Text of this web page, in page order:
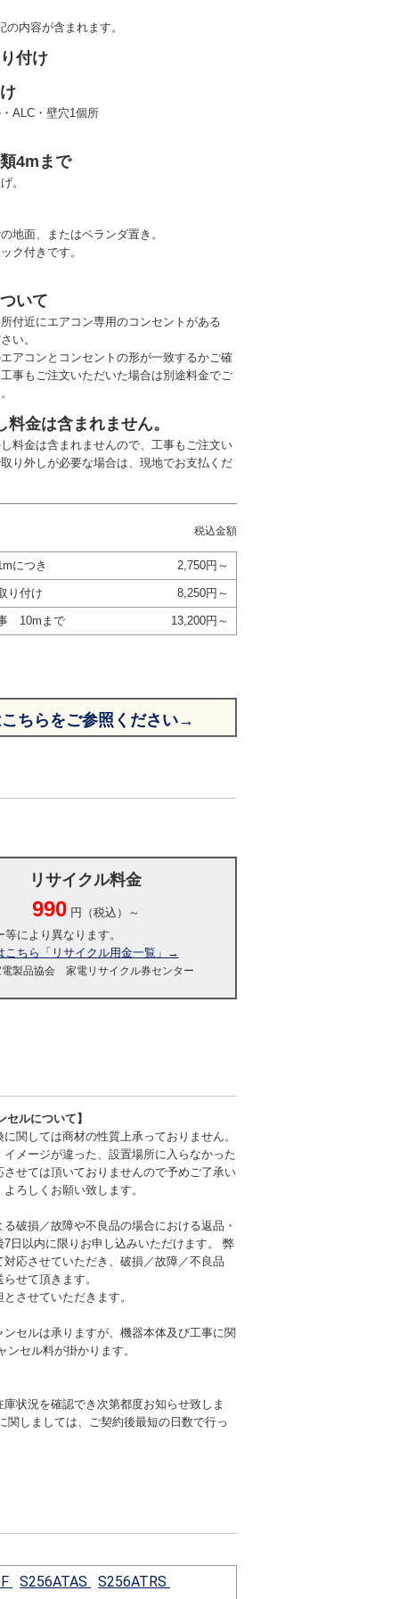
内容が含まれます。
付け
ALC・壁穴1個所
4mまで
。
地面、またはベランダ置き。
ク付きです。
いて
付近にエアコン専用のコンセントがある
い。
アコンとコンセントの形が一致するかご確
事もご注文いただいた場合は別途料金でご
金は含まれません。
料金は含まれませんので、工事もご注文い
り外しが必要な場合は、現地でお支払くだ
税込金額
につき 2,750円～
り付け 8,250円～
10mまで 13,200円～
ちらをご参照ください→
リサイクル料金
990円（税込）～
等により異なります。
こちら「リサイクル用金一覧」→
電製品協会 家電リサイクル券センター
ルについて】
関しては商材の性質上承っておりません。
イメージが違った、設置場所に入らなかった
させては頂いておりませんので予めご了承い
ろしくお願い致します。
破損／故障や不良品の場合における返品・
7日以内に限りお申し込みいただけます。 弊
対応させていただき、破損／故障／不良品
せて頂きます。
させていただきます。
ンセルは承りますが、機器本体及び工事に関
ンセル料が掛かります。
状況を確認でき次第都度お知らせ致しま
関しましては、ご契約後最短の日数で行っ
S256ATAS S256ATRS